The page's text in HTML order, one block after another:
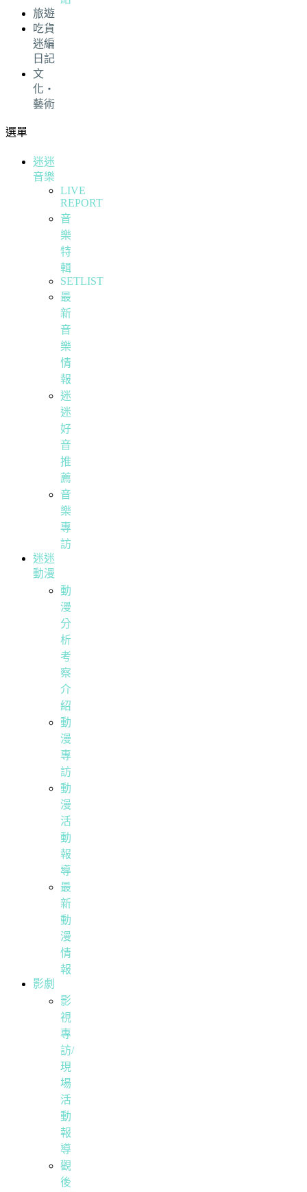
旅遊
吃貨
迷編
日記
文
化・
藝術
選單
迷迷
音樂
LIVE
REPORT
音
樂
特
輯
SETLIST
最
新
音
樂
情
報
迷
迷
好
音
推
薦
音
樂
專
訪
迷迷
動漫
動
漫
分
析
考
察
介
紹
動
漫
專
訪
動
漫
活
動
報
導
最
新
動
漫
情
報
影劇
影
視
專
訪/
現
場
活
動
報
導
觀
後